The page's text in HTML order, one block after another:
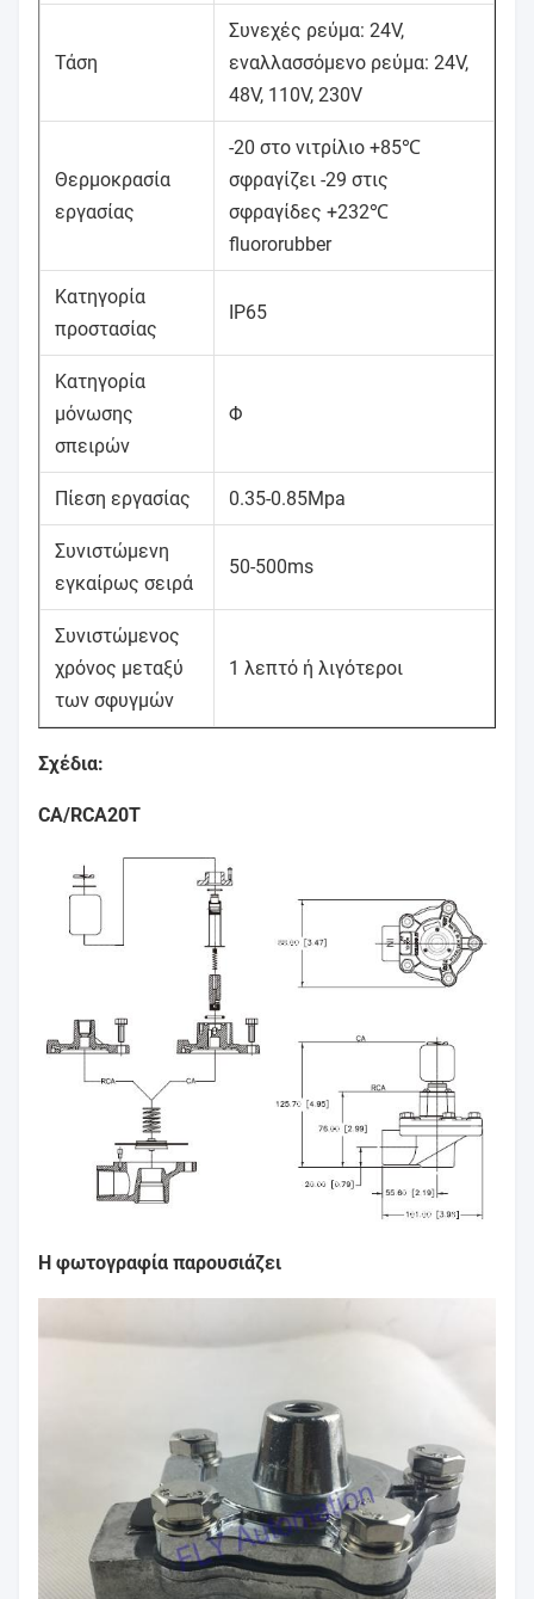
Τάση
Συνεχές ρεύμα: 24V,
εναλλασσόμενο ρεύμα: 24V,
48V, 110V, 230V
Θερμοκρασία
εργασίας
-20 στο νιτρίλιο +85℃
σφραγίζει -29 στις
σφραγίδες +232℃
fluororubber
Κατηγορία
προστασίας
IP65
Κατηγορία
μόνωσης
σπειρών
Φ
Πίεση εργασίας 0.35-0.85Mpa
Συνιστώμενη
εγκαίρως σειρά
50-500ms
Συνιστώμενος
χρόνος μεταξύ
των σφυγμών
1 λεπτό ή λιγότεροι
Σχέδια:
CA/RCA20T
Η φωτογραφία παρουσιάζει